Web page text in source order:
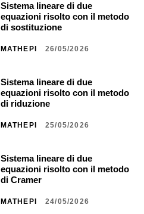
Sistema lineare di due
equazioni risolto con il metodo
di sostituzione
MATHEPI 26/05/2026
Sistema lineare di due
equazioni risolto con il metodo
di riduzione
MATHEPI 25/05/2026
Sistema lineare di due
equazioni risolto con il metodo
di Cramer
MATHEPI 24/05/2026